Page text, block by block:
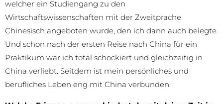
welcher ein Studiengang zu den
Wirtschaftswissenschaften mit der Zweitprache
Chinesisch angeboten wurde, den ich dann auch belegte.
Und schon nach der ersten Reise nach China für ein
Praktikum war ich total schockiert und gleichzeitig in
China verliebt. Seitdem ist mein persönliches und
berufliches Leben eng mit China verbunden.